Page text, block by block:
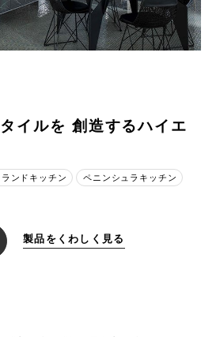
イルを 創造するハイエ
ランドキッチン ペニンシュラキッチン
製品をくわしく見る